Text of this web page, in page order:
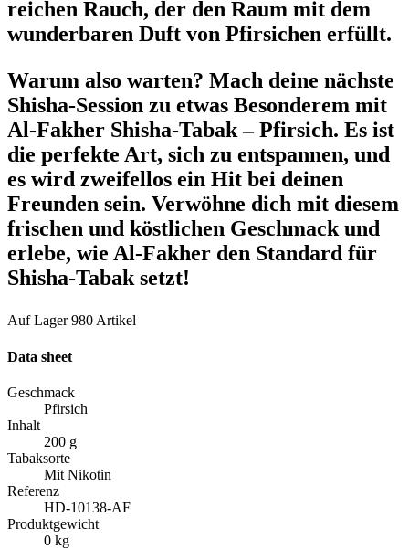
reichen Rauch, der den Raum mit dem
wunderbaren Duft von Pfirsichen erfüllt.
Warum also warten? Mach deine nächste
Shisha-Session zu etwas Besonderem mit
Al-Fakher Shisha-Tabak – Pfirsich. Es ist
die perfekte Art, sich zu entspannen, und
es wird zweifellos ein Hit bei deinen
Freunden sein. Verwöhne dich mit diesem
frischen und köstlichen Geschmack und
erlebe, wie Al-Fakher den Standard für
Shisha-Tabak setzt!
Auf Lager 980 Artikel
Data sheet
Geschmack
Pfirsich
Inhalt
200 g
Tabaksorte
Mit Nikotin
Referenz
HD-10138-AF
Produktgewicht
0 kg